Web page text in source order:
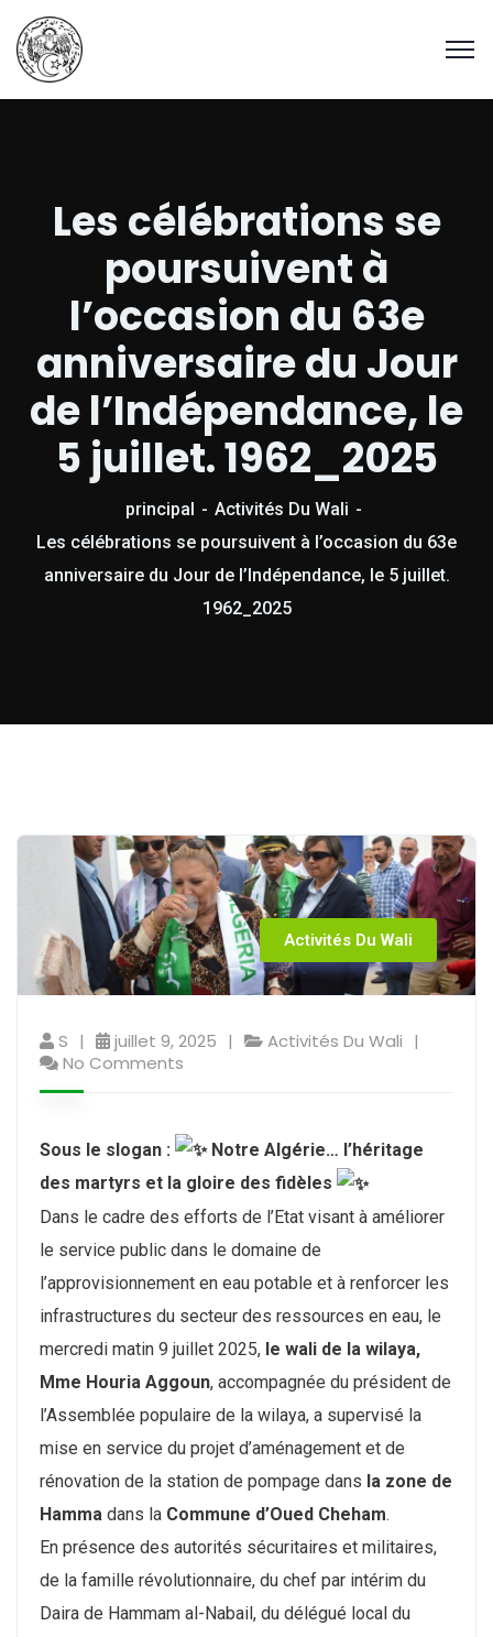
Les célébrations se
poursuivent à
l’occasion du 63e
anniversaire du Jour
de l’Indépendance, le
5 juillet. 1962_2025
principal
Activités Du Wali
Les célébrations se poursuivent à l’occasion du 63e
anniversaire du Jour de l’Indépendance, le 5 juillet.
1962_2025
Activités Du Wali
S juillet 9, 2025
Activités Du Wali
No Comments
Sous le slogan :
Notre Algérie… l’héritage
des martyrs et la gloire des fidèles
Dans le cadre des efforts de l’Etat visant à améliorer
le service public dans le domaine de
l’approvisionnement en eau potable et à renforcer les
infrastructures du secteur des ressources en eau, le
mercredi matin 9 juillet 2025, le wali de la wilaya,
Mme Houria Aggoun, accompagnée du président de
l’Assemblée populaire de la wilaya, a supervisé la
mise en service du projet d’aménagement et de
rénovation de la station de pompage dans la zone de
Hamma dans la Commune d’Oued Cheham.
En présence des autorités sécuritaires et militaires,
de la famille révolutionnaire, du chef par intérim du
Daira de Hammam al-Nabail, du délégué local du